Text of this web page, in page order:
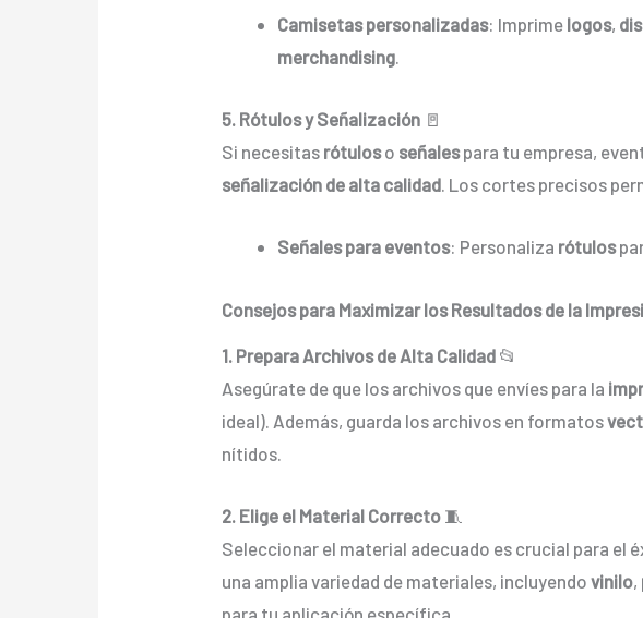
Camisetas personalizadas: Imprime logos,
merchandising.
5. Rótulos y Señalización 🚪
Si necesitas rótuloso señalespara tu empresa,
señalización de alta calidad. Los cortes precisos
Señales para eventos: Personaliza rótulos
Consejos para Maximizar los Resultados de la
1. Prepara Archivos de Alta Calidad 📂
Asegúrate de que los archivos que envíes para la
ideal). Además, guarda los archivos en formatos
nítidos.
2. Elige el Material Correcto 🧵
Seleccionar el material adecuado es crucial para el
una amplia variedad de materiales, incluyendovinilo,
para tu aplicación específica.